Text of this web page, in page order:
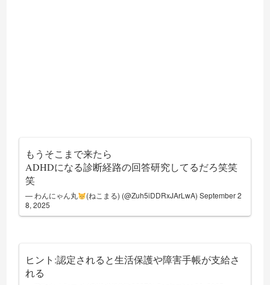
もうそこまで来たら
ADHDになる診断経路の回答研究してるだろ笑笑
笑
— わんにゃん丸 (ねこまる) (@Zuh5iDDRxJArLwA) September 2
8, 2025
ヒント:認定されると生活保護や障害手帳が支給さ
れる